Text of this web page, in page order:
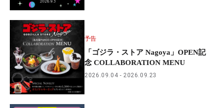
予告
「ゴジラ・ストア Nagoya」OPEN記
念 COLLABORATION MENU
2026.09.04 2026.09.23